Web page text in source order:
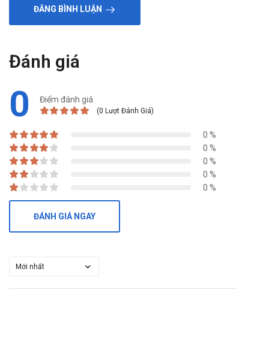
ĐĂNG BÌNH LUẬN
Đánh giá
0 Điểm đánh giá
(0 Lượt Đánh Giá)
0 %
0 %
0 %
0 %
0 %
ĐÁNH GIÁ NGAY